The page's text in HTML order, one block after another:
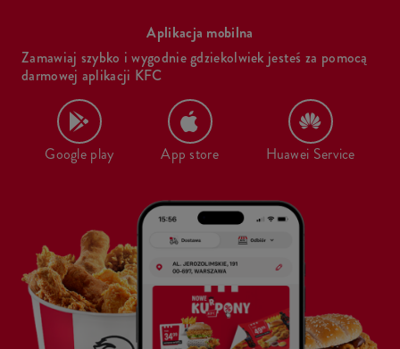
Aplikacja mobilna
Zamawiaj szybko i wygodnie gdziekolwiek jesteś za pomocą
darmowej aplikacji KFC
Google play App store Huawei Service